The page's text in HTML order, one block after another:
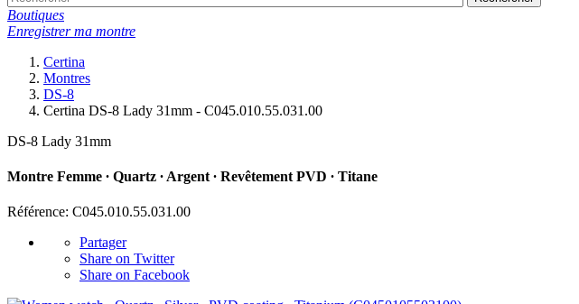
Boutiques
Enregistrer ma montre
Certina
Montres
DS-8
Certina DS-8 Lady 31mm - C045.010.55.031.00
DS-8 Lady 31mm
Montre Femme ∙ Quartz ∙ Argent ∙ Revêtement PVD ∙ Titane
Référence: C045.010.55.031.00
Partager
Share on Twitter
Share on Facebook